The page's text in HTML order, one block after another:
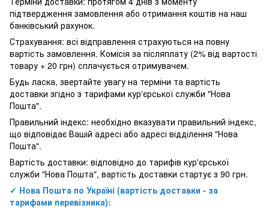
підтвердження замовлення або отримання коштів на наш
банківський рахунок.
Страхування: всі відправлення страхуються на повну
вартість замовлення. Комісія за післяплату (2% від вартості
товару + 20 грн) сплачується отримувачем.
Будь ласка, звертайте увагу на терміни та вартість
доставки згідно з тарифами кур'єрської служби "Нова
Пошта".
Правильний індекс: необхідно вказувати правильний індекс,
що відповідає Вашій адресі або адресі відділення "Нова
Пошта".
Вартість доставки: відповідно до тарифів кур'єрської
служби "Нова Пошта", вартість доставки стартує з 90 грн.
✓ Нова Пошта по Україні (вартість доставки - за
тарифами перевізника):